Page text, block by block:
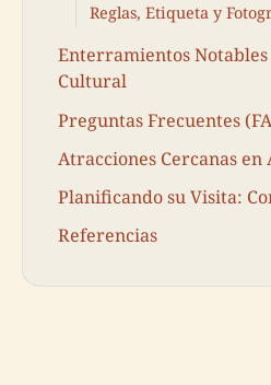
Reglas, Etiqueta y
Enterramientos
Cultural
Preguntas Frecuentes
Atracciones Cercanas en
Planificando su Visita:
Referencias